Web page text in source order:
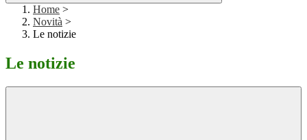
Home >
Novità >
Le notizie
Le notizie